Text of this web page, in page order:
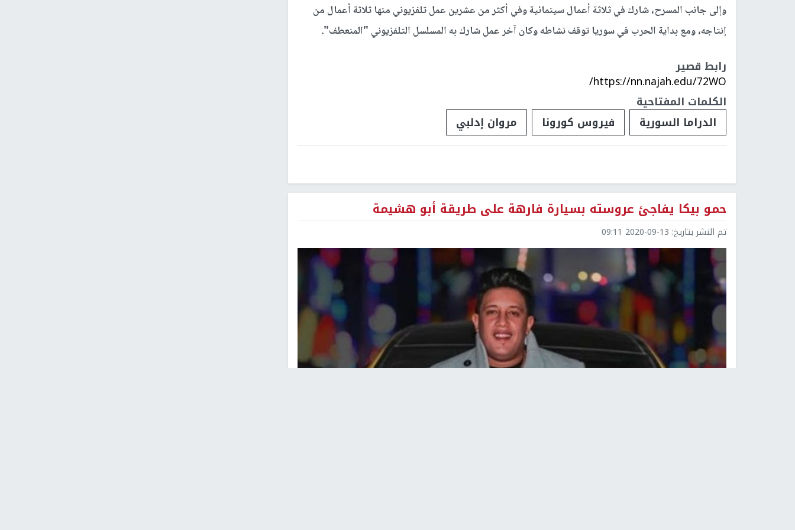
وإلى جانب المسرح، شارك في ثلاثة أعمال سينمائية وفي أكثر من عشرين عمل تلفزيوني منها ثلاثة أعمال من
إنتاجه، ومع بداية الحرب في سوريا توقف نشاطه وكان آخر عمل شارك به المسلسل التلفزيوني "المنعطف".
رابط قصير
https://nn.najah.edu/72WO/
الكلمات المفتاحية
الدراما السورية
فيروس كورونا مروان إدلبي
حمو بيكا يفاجئ عروسته بسيارة فارهة على طريقة أبو هشيمة
تم النشر بتاريخ: 2020-09-13 09:11